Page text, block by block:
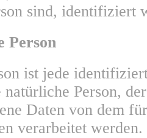
sind, identifiziert
ist jede
Person,
Daten von dem
verarbeitet werden.